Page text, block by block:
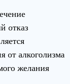
отказ
от алкоголизма
желания